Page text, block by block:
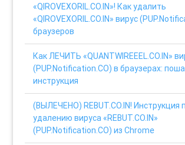
«QIROVEXORIL.CO.IN»! Как удалить
«QIROVEXORIL.CO.IN» вирус
браузеров
Как ЛЕЧИТЬ «QUANTWIREEEL.CO.IN»
(PUP.Notification.CO) в браузерах:
инструкция
(ВЫЛЕЧЕНО) REBUT.CO.IN! Инструкция
удалению вируса «REBUT.CO.IN»
(PUP.Notification.CO) из Chrome